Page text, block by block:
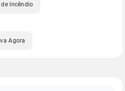
de Incêndio
Agora